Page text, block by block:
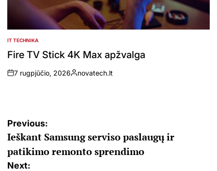
POSTED
IN
IT TECHNIKA
Fire TV Stick 4K Max apžvalga
on
7 rugpjūčio, 2026
Posted
novatech.lt
Navigacija
tarp
įrašų
Previous:
Ieškant Samsung serviso paslaugų ir
patikimo remonto sprendimo
Next: